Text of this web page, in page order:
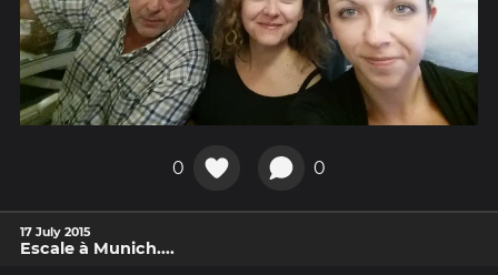
0 0
17 July 2015
Escale à Munich....